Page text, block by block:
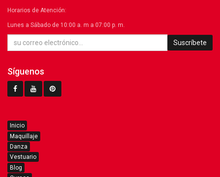
Horarios de Atención:
Lunes a Sábado de 10:00 a. m a 07:00 p. m.
Suscríbete
Síguenos
Inicio
Maquillaje
Danza
Vestuario
Blog